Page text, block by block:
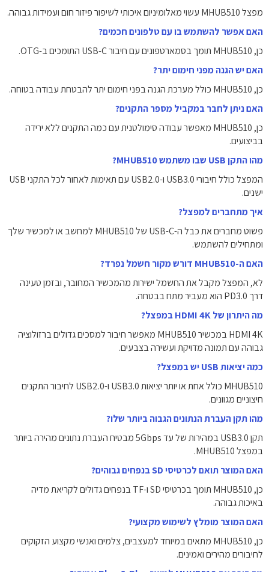
מפצל MHUB510 עשוי מאלומיניום איכותי לשיפור פיזור חום ועמידות גבוהה.
האם אפשר להשתמש בו עם טלפונים חכמים?
כן, MHUB510 תומך בסמארטפונים עם חיבור USB-C התומכים ב-OTG.
האם יש הגנה מפני חימום יתר?
כן, MHUB510 כולל מערכת הגנה בפני חימום יתר להבטחת עבודה בטוחה.
האם ניתן לחבר במקביל מספר התקנים?
כן, MHUB510 מאפשר עבודה סימולטנית עם כמה התקנים ללא ירידה
בביצועים.
מהו התקן USB שבו משתמש MHUB510?
המפצל כולל חיבורי USB3.0 ו-USB2.0 עם תאימות לאחור לכל התקני USB
ישנים.
איך מתחברים למפצל?
פשוט מחברים את כבל ה-USB-C של MHUB510 למחשב או למכשיר שלך
ומתחילים להשתמש.
האם ה-MHUB510 דורש מקור חשמל נפרד?
לא, המפצל מקבל את החשמל ישירות מהמכשיר המחובר, ובזמן טעינה
דרך PD3.0 הוא מעביר מתח בבטחה.
מה היתרון של HDMI 4K במפצל?
HDMI 4K במכשיר MHUB510 מאפשר חיבור למסכים גדולים ברזולוציה
גבוהה עם תמונה מדויקת ועשירה בצבעים.
כמה יציאות USB יש במפצל?
MHUB510 כולל אחת או יותר יציאות USB3.0 ו-USB2.0 לחיבור התקנים
חיצוניים מגוונים.
מהו תקן העברת הנתונים הגבוה ביותר שלו?
תקן USB3.0 במהירות של עד ‎5Gbps‎ מבטיח העברת נתונים מהירה ביותר
במפצל MHUB510.
האם המוצר תואם לכרטיסי SD בנפחים גבוהים?
כן, MHUB510 תומך בכרטיסי SD ו-TF בנפחים גדולים לקריאת מדיה
באיכות גבוהה.
האם המוצר מומלץ לשימוש מקצועי?
כן, MHUB510 מתאים במיוחד למעצבים, צלמים ואנשי מקצוע הזקוקים
לחיבורים מהירים ואמינים.